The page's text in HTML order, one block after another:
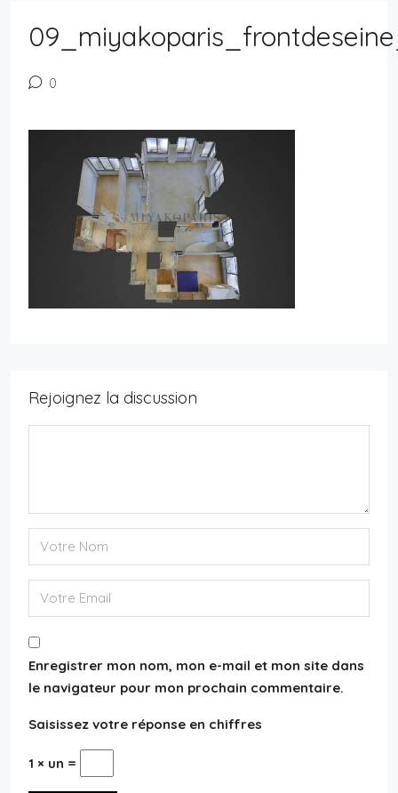
0
Rejoignez la discussion
Enregistrer mon nom, mon e-mail et mon site dans
le navigateur pour mon prochain commentaire.
Saisissez votre réponse en chiffres
1 × un =